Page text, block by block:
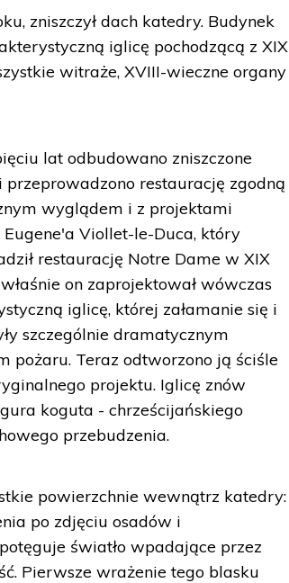
zniszczył dach katedry. Budynek
iglicę pochodzącą z XIX
witraże, XVIII-wieczne organy
lat odbudowano zniszczone
przeprowadzono restaurację zgodną
wyglądem i z projektami
Viollet-le-Duca, który
restaurację Notre Dame w XIX
on zaprojektował wówczas
iglicę, której załamanie się i
szczególnie dramatycznym
pożaru. Teraz odtworzono ją ściśle
projektu. Iglicę znów
koguta - chrześcijańskiego
przebudzenia.
powierzchnie wewnątrz katedry:
po zdjęciu osadów i
światło wpadające przez
Pierwsze wrażenie tego blasku